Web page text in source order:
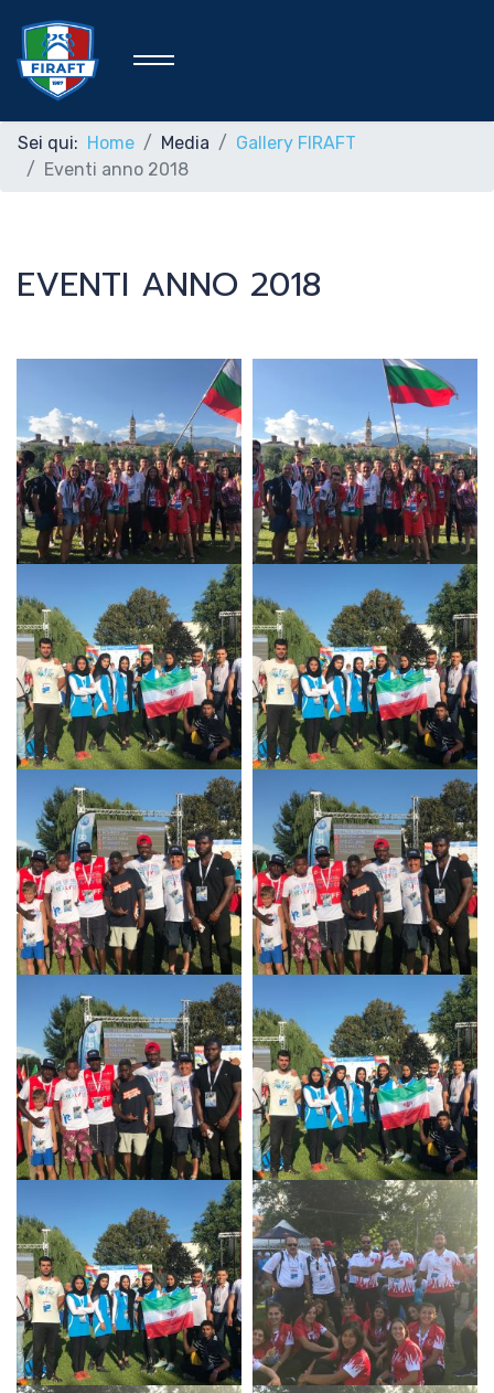
Federazione
Rafting Sportivo
Discipline Federali
Formazione
News
Media
Documenti
Tesseramento e
Affiliazione
Federazione
Trasparente
Contatti
Sei qui: Home Media
Gallery FIRAFT
Eventi anno 2018
EVENTI ANNO 2018